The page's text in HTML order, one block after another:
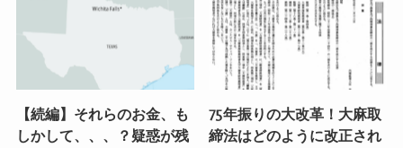
【続編】それらのお金、も
しかして、、、？疑惑が残
75年振りの大改革！大麻取
締法はどのように改正され